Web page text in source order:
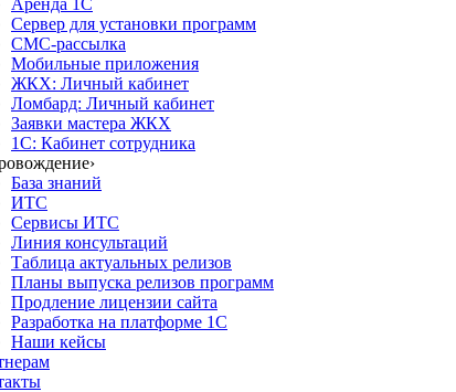
Сервер для установки программ
СМС-рассылка
Мобильные приложения
ЖКХ: Личный кабинет
Ломбард: Личный кабинет
Заявки мастера ЖКХ
1С: Кабинет сотрудника
›
База знаний
ИТС
Сервисы ИТС
Линия консультаций
Таблица актуальных релизов
Планы выпуска релизов программ
Продление лицензии сайта
Разработка на платформе 1С
Наши кейсы